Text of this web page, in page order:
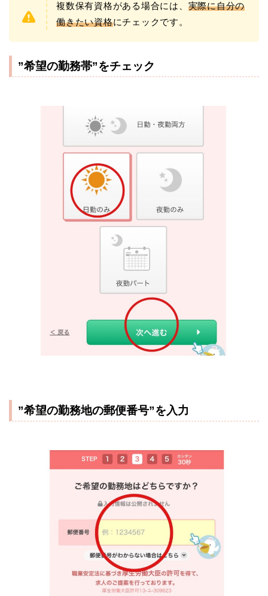
複数保有資格がある場合には、 実際に自分の
働きたい資格にチェックです。
”希望の勤務帯”をチェック
”希望の勤務地の郵便番号”を入力